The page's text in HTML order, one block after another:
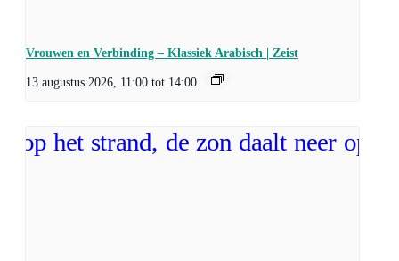
Vrouwen en Verbinding – Klassiek Arabisch | Zeist
13 augustus 2026, 11:00 tot 14:00